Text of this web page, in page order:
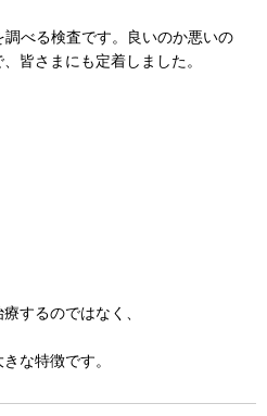
べる検査です。良いのか悪いの
皆さまにも定着しました。
するのではなく、
な特徴です。